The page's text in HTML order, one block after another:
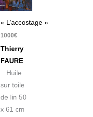
« L’accostage »
1000€
Thierry
FAURE
Huile
sur toile
de lin 50
x 61 cm